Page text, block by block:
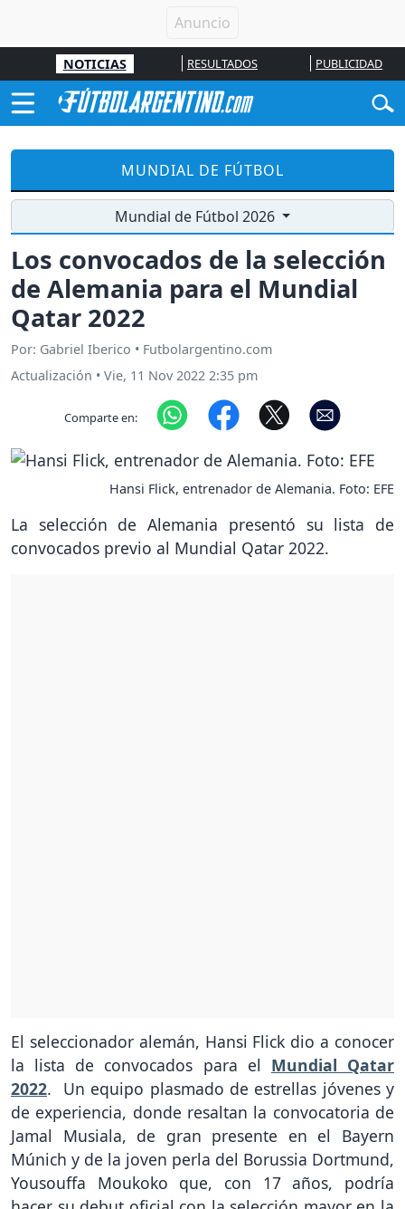
NOTICIAS RESULTADOS PUBLICIDAD
MUNDIAL DE FÚTBOL
Mundial de Fútbol 2026
Los convocados de la selección
de Alemania para el Mundial
Qatar 2022
Por: Gabriel Iberico • Futbolargentino.com
Actualización • Vie, 11 Nov 2022 2:35 pm
Comparte en:
Hansi Flick, entrenador de Alemania. Foto: EFE
La selección de Alemania presentó su lista de
convocados previo al Mundial Qatar 2022.
El seleccionador alemán, Hansi Flick dio a conocer
la lista de convocados para el Mundial Qatar
2022. Un equipo plasmado de estrellas jóvenes y
de experiencia, donde resaltan la convocatoria de
Jamal Musiala, de gran presente en el Bayern
Múnich y de la joven perla del Borussia Dortmund,
Yousouffa Moukoko que, con 17 años, podría